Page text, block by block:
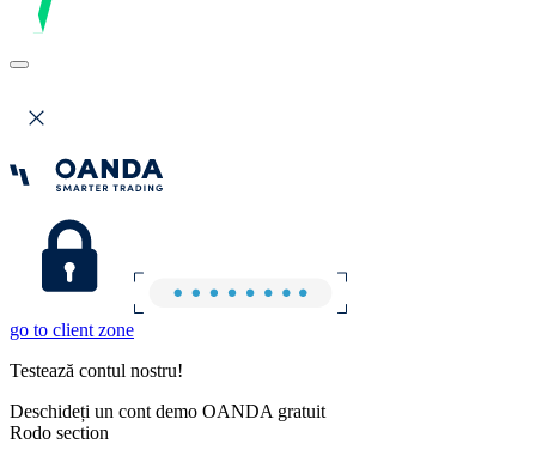
go to client zone
Testează contul nostru!
Deschideți un cont demo OANDA gratuit
Rodo section